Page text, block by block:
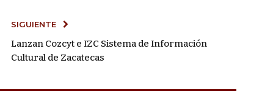
SIGUIENTE
Lanzan Cozcyt e IZC Sistema de Información
Cultural de Zacatecas